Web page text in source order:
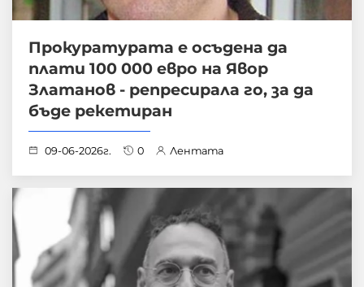
Прокуратурата е осъдена да
плати 100 000 евро на Явор
Златанов - репресирала го, за да
бъде рекетиран
09-06-2026г. 0 Лентата